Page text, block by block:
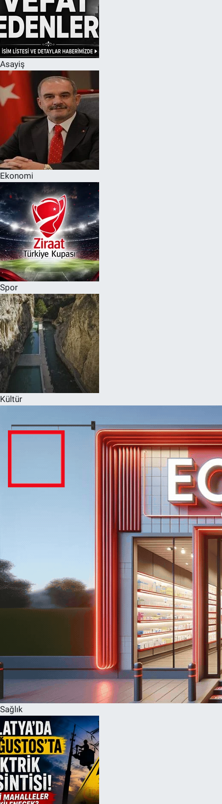
Asayiş
Ekonomi
Spor
Kültür
Sağlık